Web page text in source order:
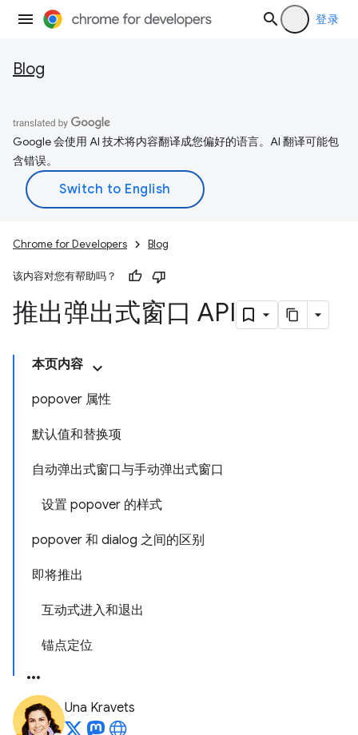
登录
Blog
Google 会使用 AI 技术将内容翻译成您偏好的语言。AI 翻译可能包
含错误。
Chrome for Developers Blog
该内容对您有帮助吗？
推出弹出式窗口 API
本页内容
popover 属性
默认值和替换项
自动弹出式窗口与手动弹出式窗口
设置 popover 的样式
popover 和 dialog 之间的区别
即将推出
互动式进入和退出
锚点定位
Una Kravets